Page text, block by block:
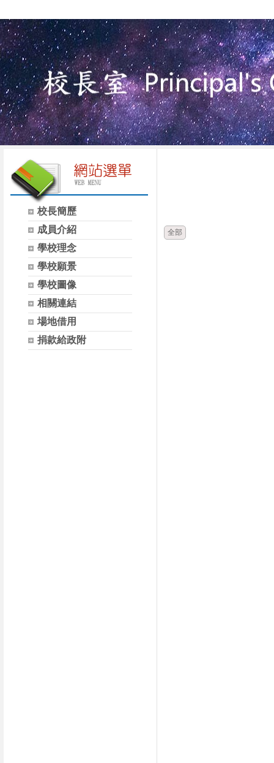
校長簡歷
成員介紹
學校理念
學校願景
學校圖像
相關連結
場地借用
捐款給政附
全部